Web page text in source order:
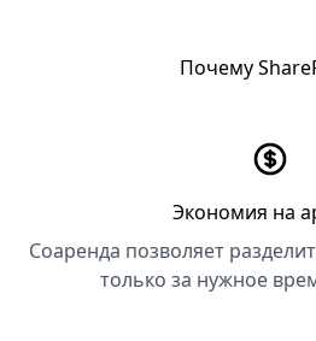
Почему
Экономия на
Соаренда позволяет
только за нужное